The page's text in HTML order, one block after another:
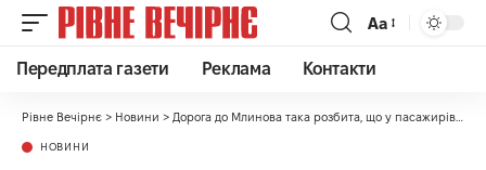
Аа
Передплата газети Реклама Контакти
Рівне Вечірнє > Новини > Дорога до Млинова така розбита, що у пасажирів «клацають зуби»
НОВИНИ